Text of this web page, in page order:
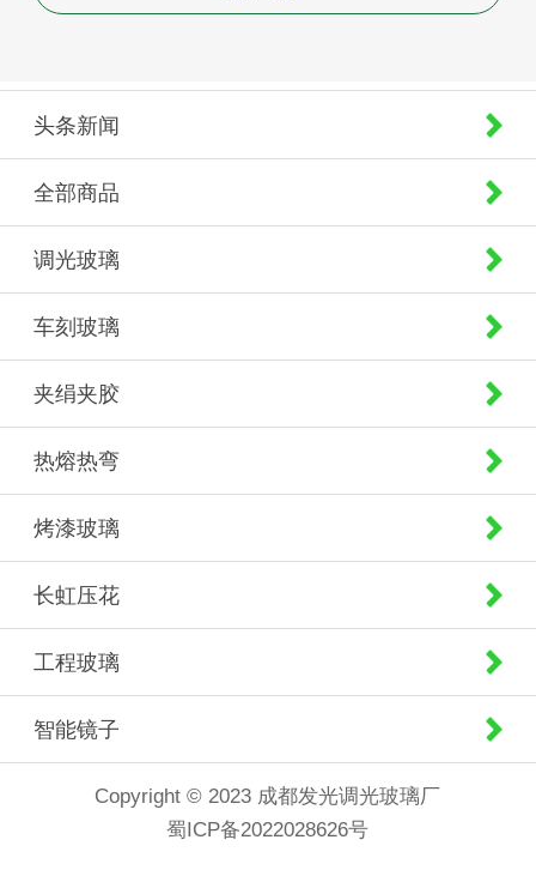
头条新闻
全部商品
调光玻璃
车刻玻璃
夹绢夹胶
热熔热弯
烤漆玻璃
长虹压花
工程玻璃
智能镜子
Copyright © 2023 成都发光调光玻璃厂
蜀ICP备2022028626号